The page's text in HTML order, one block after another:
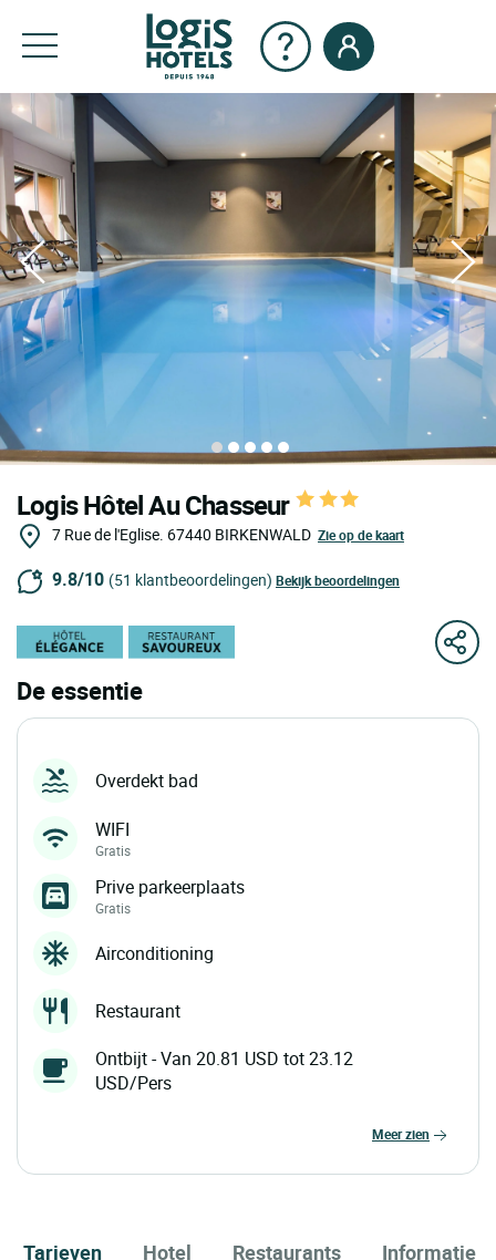
Logis Hôtel Au Chasseur
7 Rue de l'Eglise. 67440 BIRKENWALD Zie op de kaart
9.8/10 (51 klantbeoordelingen) Bekijk beoordelingen
De essentie
Overdekt bad
WIFI
Gratis
Prive parkeerplaats
Gratis
Airconditioning
Restaurant
Ontbijt - Van 20.81 USD tot 23.12
USD/Pers
meer zien
Tarieven Hotel Restaurants Informatie